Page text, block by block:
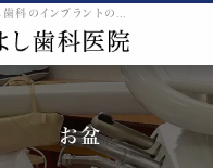
お盆